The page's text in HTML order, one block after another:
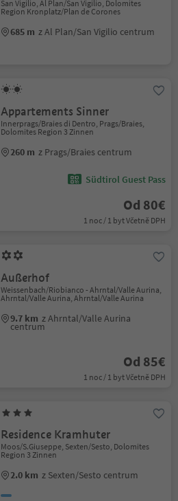
San Vigilio, Al Plan/San Vigilio, Dolomites
Region Kronplatz/Plan de Corones
685 m z Al Plan/San Vigilio centrum
Appartements Sinner
Innerprags/Braies di Dentro, Prags/Braies,
Dolomites Region 3 Zinnen
260 m z Prags/Braies centrum
Südtirol Guest Pass
Od 80€
1 noc / 1 byt Včetně DPH
Außerhof
Weissenbach/Riobianco - Ahrntal/Valle Aurina,
Ahrntal/Valle Aurina, Ahrntal/Valle Aurina
9.7 km z Ahrntal/Valle Aurina
centrum
Od 85€
1 noc / 1 byt Včetně DPH
Residence Kramhuter
Moos/S.Giuseppe, Sexten/Sesto, Dolomites
Region 3 Zinnen
2.0 km z Sexten/Sesto centrum